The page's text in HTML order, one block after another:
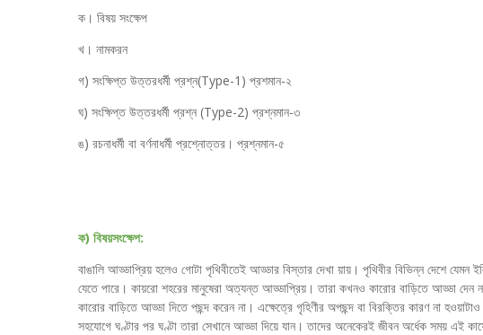
ক। বিষয় সংক্ষেপ
খ। নামকরন
গ) সংক্ষিপ্ত উত্তরধর্মী প্রশ্ন(Type-1) প্রশমান-২
ঘ) সংক্ষিপ্ত উত্তরধর্মী প্রশ্ন (Type-2) প্রশ্নমান-৩
ঙ) রচনাধর্মী বা বর্ণনাধর্মী প্রশ্নোত্তর। প্রশ্নমান-৫
ক) বিষয়সংক্ষেপ:
বাঙালি আড্ডাপ্রিয় হলেও গোটা পৃথিবীতেই আড্ডার বিস্তার দেখা য়ায়। পৃথিবীর বিভিন্ন দেশে যেমন
যেতে পারে। কায়রো শহরের মানুষেরা অত্যন্ত আড্ডাপ্রিয়। তারা কখনও কারোর বাড়িতে আড্ডা দেন
কারোর বাড়িতে আড্ডা দিতে পছন্দ করেন না। এক্ষেত্রে গৃহিণীর অপছন্দ বা বিরক্তির কারণ না
সহযোগে ঘণ্টার পর ঘণ্টা তারা সেখানে আড্ডা দিয়ে যান। তাদের অনেকেরই জীবন অর্ধেক সময় এই